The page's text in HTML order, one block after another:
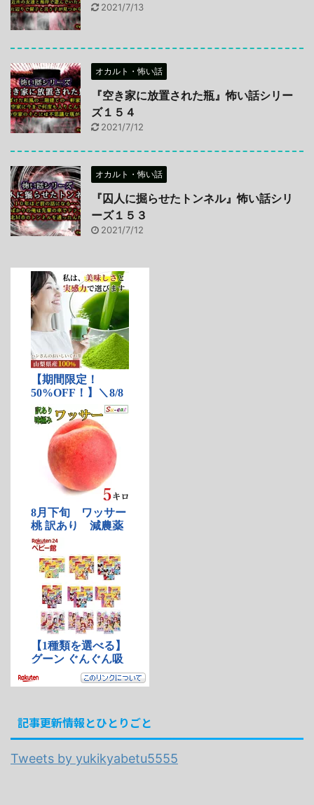
2021/7/13
オカルト・怖い話
『空き家に放置された瓶』怖い話シリー
ズ１５４
2021/7/12
オカルト・怖い話
『囚人に掘らせたトンネル』怖い話シリ
ーズ１５３
2021/7/12
記事更新情報とひとりごと
Tweets by yukikyabetu5555